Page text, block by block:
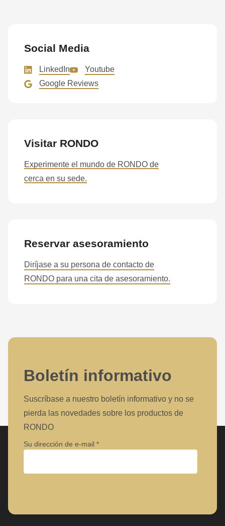
Social Media
LinkedIn
Youtube
Google Reviews
Visitar RONDO
Experimente el mundo de RONDO de
cerca en su sede.
Reservar asesoramiento
Diríjase a su persona de contacto de
RONDO para una cita de asesoramiento.
Boletín informativo
Suscríbase a nuestro boletín informativo y no se
pierda las novedades sobre los productos de
RONDO
Su dirección de e-mail